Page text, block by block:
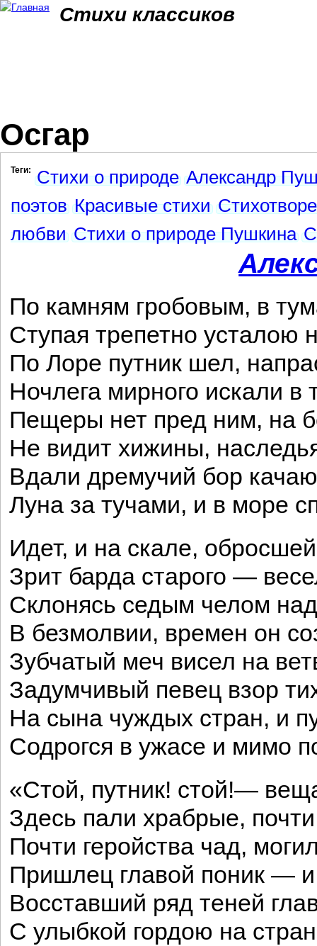
Стихи классиков
Осгар
Теги: Стихи о природе Александр
поэтов Красивые стихи
любви Стихи о природе Пушкина
По камням гробовым, в
Ступая трепетно усталою
По Лоре путник шел,
Ночлега мирного искали в
Пещеры нет пред ним, на
Не видит хижины,
Вдали дремучий бор
Луна за тучами, и в море
Идет, и на скале,
Зрит барда старого —
Склонясь седым челом
В безмолвии, времен он
Зубчатый меч висел на
Задумчивый певец взор
На сына чуждых стран, и
Содрогся в ужасе и мимо
«Стой, путник! стой!—
Здесь пали храбрые,
Почти геройства чад,
Пришлец главой поник —
Восставший ряд теней
С улыбкой гордою на